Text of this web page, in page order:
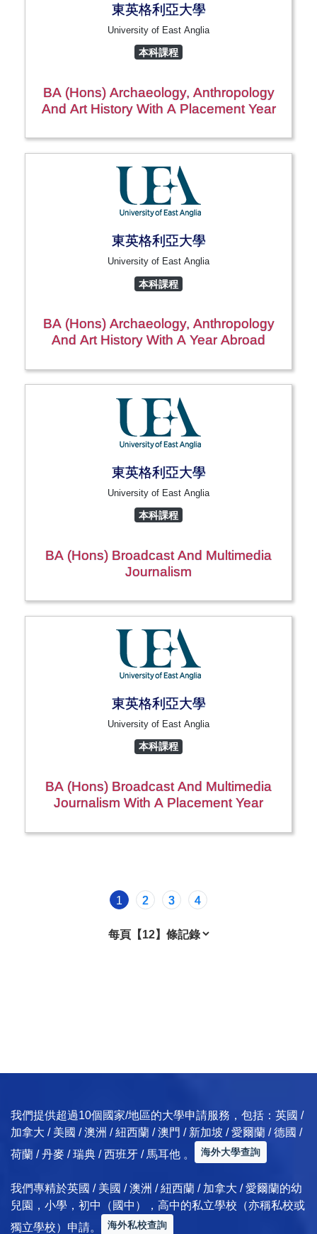
東英格利亞大學
University of East Anglia
本科課程
BA (Hons) Archaeology, Anthropology
And Art History With A Placement Year
東英格利亞大學
University of East Anglia
本科課程
BA (Hons) Archaeology, Anthropology
And Art History With A Year Abroad
東英格利亞大學
University of East Anglia
本科課程
BA (Hons) Broadcast And Multimedia
Journalism
東英格利亞大學
University of East Anglia
本科課程
BA (Hons) Broadcast And Multimedia
Journalism With A Placement Year
1 2 3 4
我們提供超過10個國家/地區的大學申請服務，包括：英國 /
加拿大 / 美國 / 澳洲 / 紐西蘭 / 澳門 / 新加坡 / 愛爾蘭 / 德國 /
荷蘭 / 丹麥 / 瑞典 / 西班牙 / 馬耳他 。
海外大學查詢
我們專精於英國 / 美國 / 澳洲 / 紐西蘭 / 加拿大 / 愛爾蘭的幼
兒園，小學，初中（國中），高中的私立學校（亦稱私校或
獨立學校）申請。
海外私校查詢